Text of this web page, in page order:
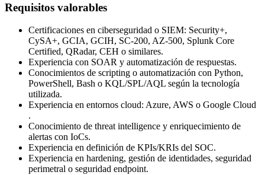
Requisitos valorables
Certificaciones en ciberseguridad o SIEM: Security+,
CySA+, GCIA, GCIH, SC-200, AZ-500, Splunk Core
Certified, QRadar, CEH o similares.
Experiencia con SOAR y automatización de respuestas.
Conocimientos de scripting o automatización con Python,
PowerShell, Bash o KQL/SPL/AQL según la tecnología
utilizada.
Experiencia en entornos cloud: Azure, AWS o Google Cloud
.
Conocimiento de threat intelligence y enriquecimiento de
alertas con IoCs.
Experiencia en definición de KPIs/KRIs del SOC.
Experiencia en hardening, gestión de identidades, seguridad
perimetral o seguridad endpoint.